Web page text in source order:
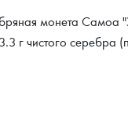
монета Самоа
г чистого серебра